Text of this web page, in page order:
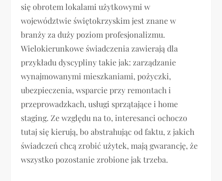
się obrotem lokalami użytkowymi w
województwie świętokrzyskim jest znane w
branży za duży poziom profesjonalizmu.
Wielokierunkowe świadczenia zawierają dla
przykładu dyscypliny takie jak: zarządzanie
wynajmowanymi mieszkaniami, pożyczki,
ubezpieczenia, wsparcie przy remontach i
przeprowadzkach, usługi sprzątające i home
staging. Ze względu na to, interesanci ochoczo
tutaj się kierują, bo abstrahując od faktu, z jakich
świadczeń chcą zrobić użytek, mają gwarancję, że
wszystko pozostanie zrobione jak trzeba.